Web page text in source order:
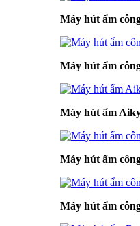
Máy hút ẩm
Máy hút ẩm
Máy hút ẩm
Máy hút ẩm
Máy hút ẩm